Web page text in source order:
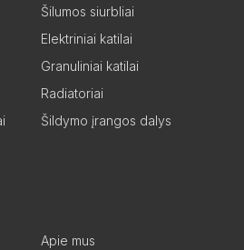
Šilumos siurbliai
Elektriniai katilai
Granuliniai katilai
Radiatoriai
Šildymo įrangos dalys
Apie mus